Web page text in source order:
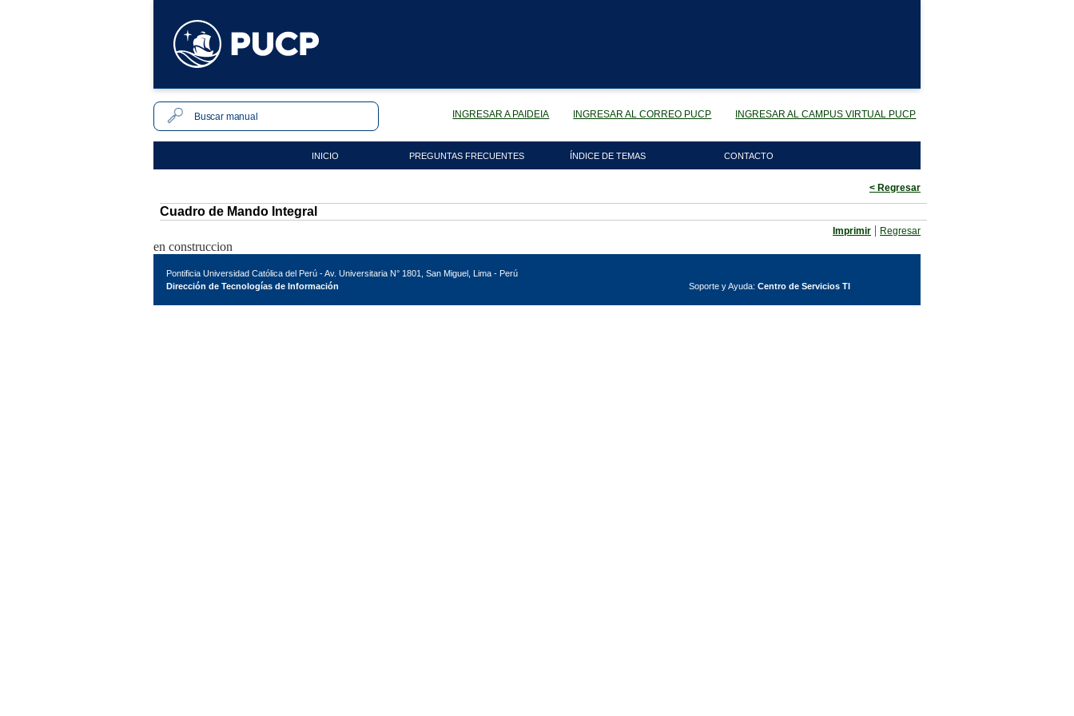
INGRESAR A PAIDEIA INGRESAR AL CORREO PUCP INGRESAR AL CAMPUS VIRTUAL PUCP
INICIO PREGUNTAS FRECUENTES ÍNDICE DE TEMAS CONTACTO
< Regresar
Cuadro de Mando Integral
Imprimir | Regresar
en construccion
Pontificia Universidad Católica del Perú - Av. Universitaria N° 1801, San Miguel, Lima - Perú
Dirección de Tecnologías de Información
Soporte y Ayuda: Centro de Servicios TI